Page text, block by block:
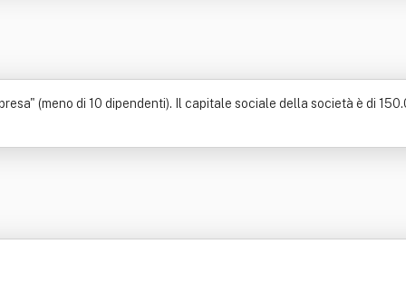
(meno di 10 dipendenti). Il capitale sociale della società è di